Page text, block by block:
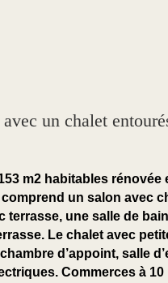
un chalet
m2 habitables rénovée
un salon avec
une salle de
Le chalet avec
d’appoint, salle
Commerces à 10